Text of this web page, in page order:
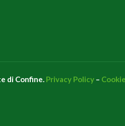
di Confine. Privacy Policy –